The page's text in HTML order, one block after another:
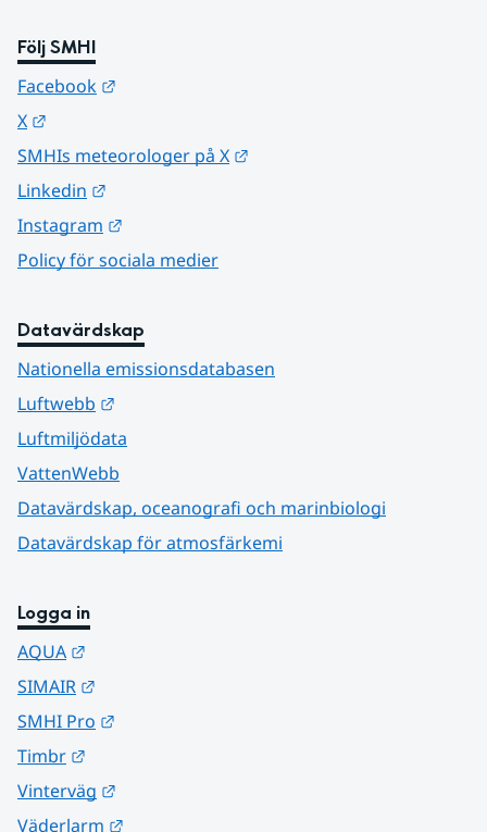
Följ SMHI
Facebook
X
SMHIs meteorologer på X
Linkedin
Instagram
Policy för sociala medier
Datavärdskap
Nationella emissionsdatabasen
Luftwebb
Luftmiljödata
VattenWebb
Datavärdskap, oceanografi och marinbiologi
Datavärdskap för atmosfärkemi
Logga in
AQUA
SIMAIR
SMHI Pro
Timbr
Vinterväg
Väderlarm